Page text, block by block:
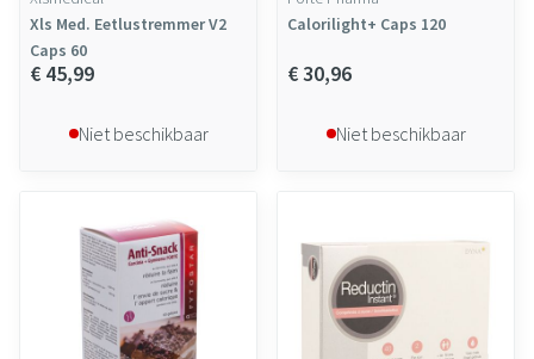
Xls Med. Eetlustremmer V2
Caps 60
€ 45,99
Niet beschikbaar
Calorilight+ Caps 120
€ 30,96
Niet beschikbaar